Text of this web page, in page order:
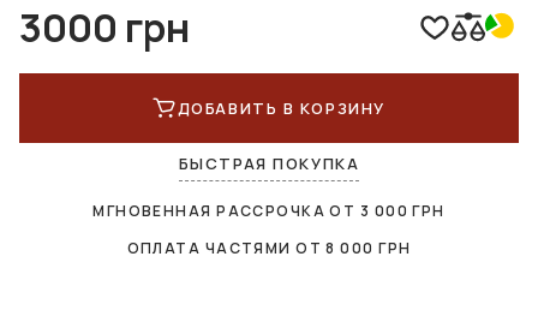
3000 грн
ДОБАВИТЬ В КОРЗИНУ
БЫСТРАЯ ПОКУПКА
МГНОВЕННАЯ РАССРОЧКА ОТ 3 000 ГРН
ОПЛАТА ЧАСТЯМИ ОТ8 000 ГРН